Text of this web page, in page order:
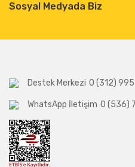
Sosyal Medyada Biz
Destek Merkezi 0 (312)
WhatsApp İletişim 0 (536)